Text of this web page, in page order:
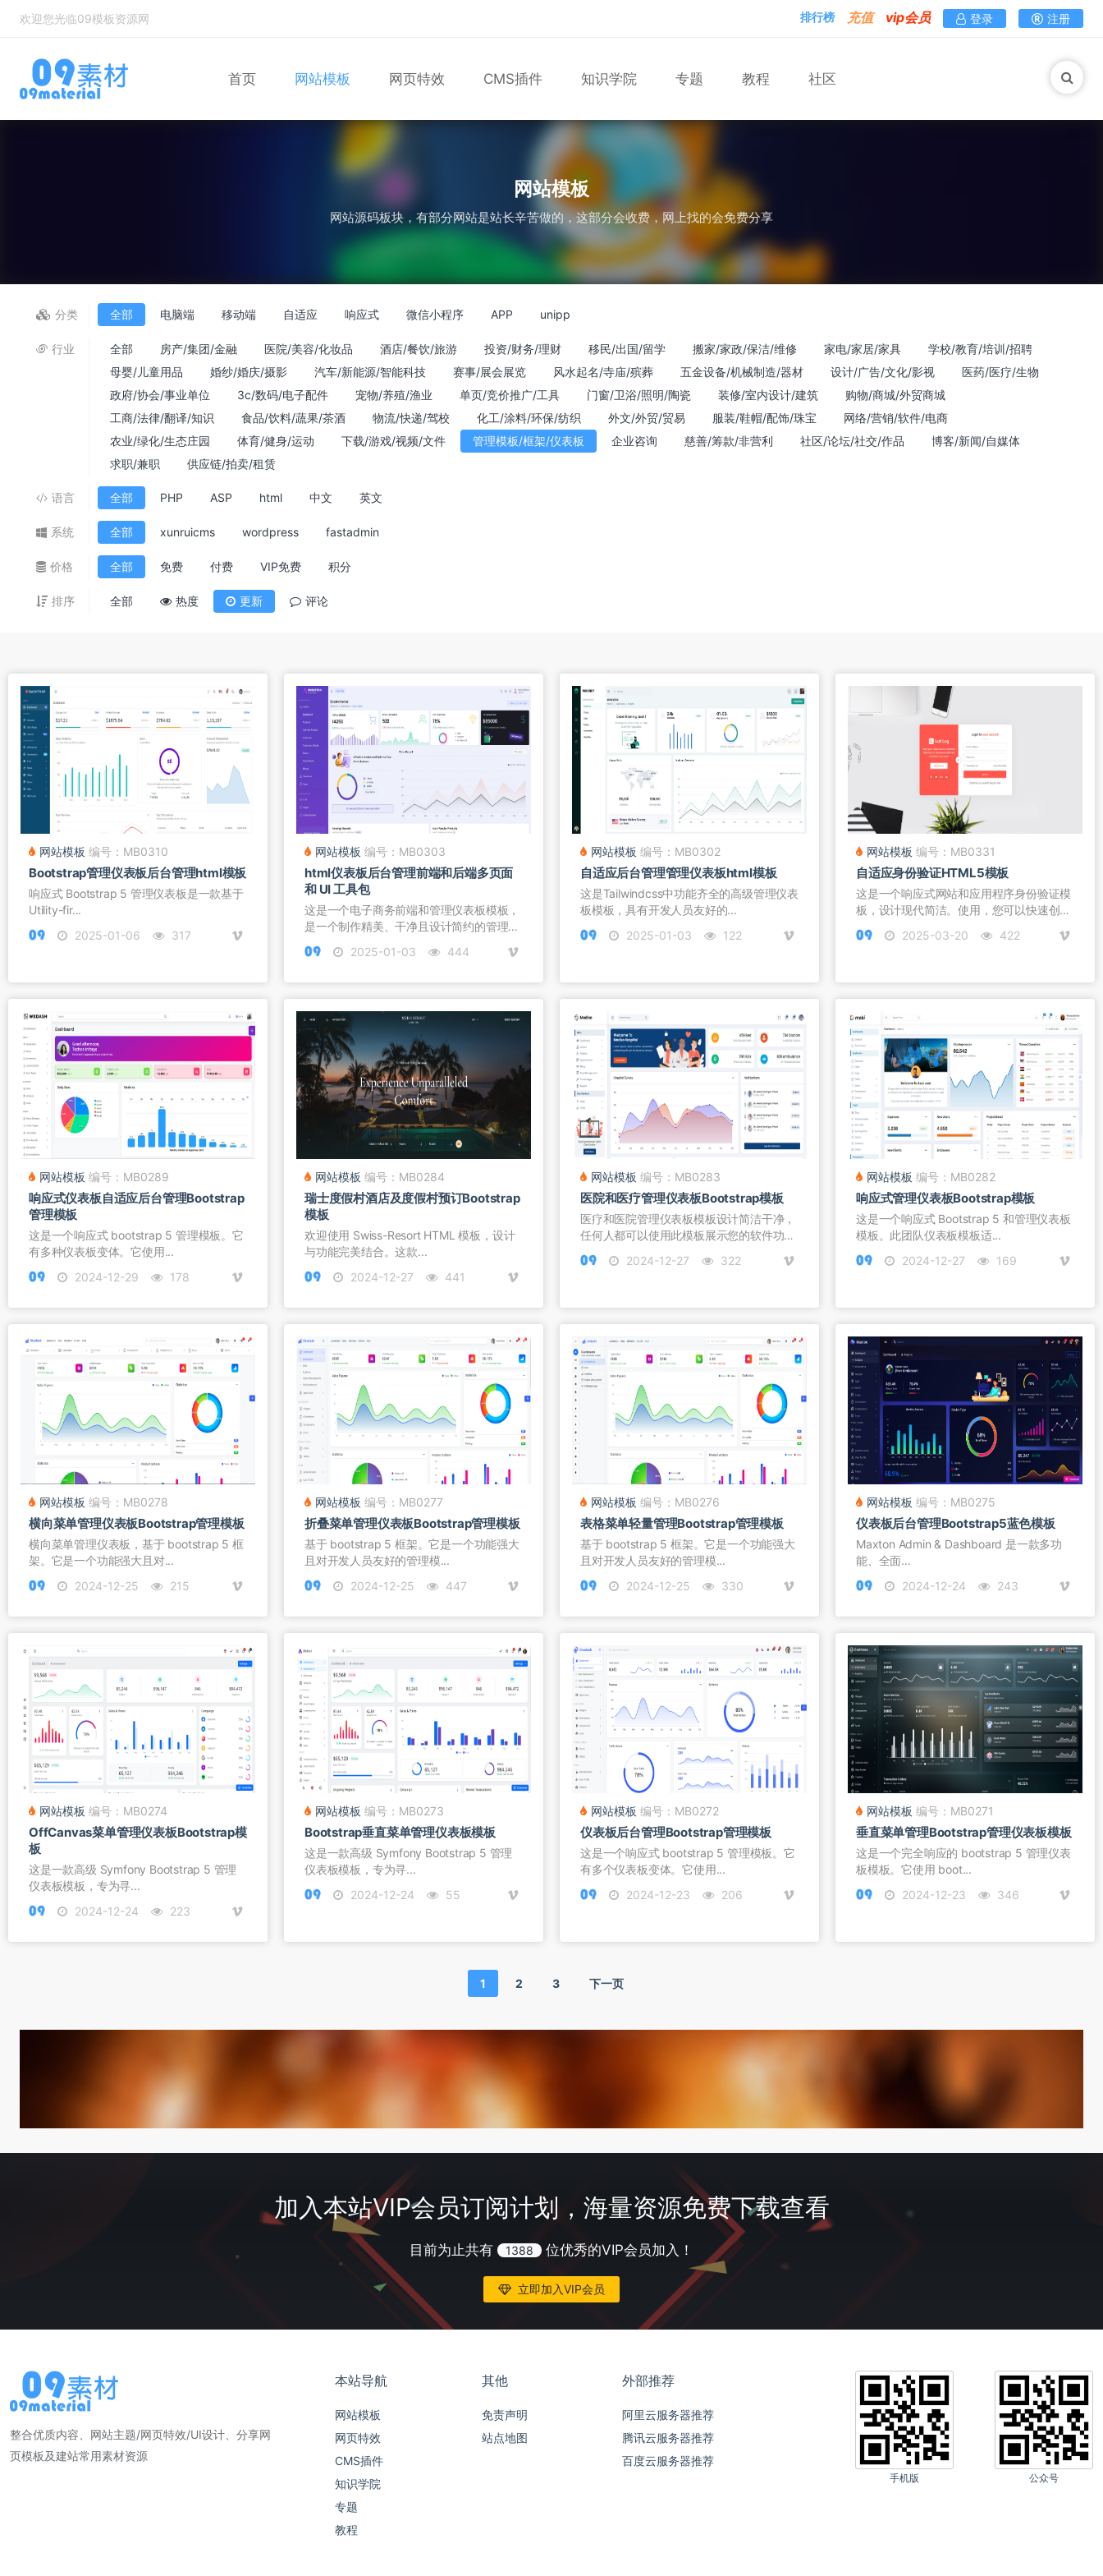
欢迎您光临09模板资源网 排行榜 充值 vip会员 登录 注册
首页 网站模板 网页特效 CMS插件 知识学院 专题 教程 社区
网站模板
网站源码板块，有部分网站是站长辛苦做的，这部分会收费，网上找的会免费分享
分类 全部 电脑端 移动端 自适应 响应式 微信小程序 APP unipp
行业 全部 房产/集团/金融 医院/美容/化妆品 酒店/餐饮/旅游 投资/财务/理财 移民/出国/留学 搬家/家政/保洁/维修 家电/家居/家具
学校/教育/培训/招聘
母婴/儿童用品
婚纱/婚庆/摄影 汽车/新能源/智能科技 赛事/展会展览 风水起名/寺庙/殡葬 五金设备/机械制造/器材 设计/广告/文化/影视
医药/医疗/生物
政府/协会/事业单位
3c/数码/电子配件 宠物/养殖/渔业 单页/竞价推广/工具 门窗/卫浴/照明/陶瓷 装修/室内设计/建筑
购物/商城/外贸商城
工商/法律/翻译/知识
食品/饮料/蔬果/茶酒 物流/快递/驾校 化工/涂料/环保/纺织 外文/外贸/贸易 服装/鞋帽/配饰/珠宝
网络/营销/软件/电商
农业/绿化/生态庄园
体育/健身/运动 下载/游戏/视频/文件 管理模板/框架/仪表板 企业咨询 慈善/筹款/非营利 社区/论坛/社交/作品
博客/新闻/自媒体
求职/兼职
供应链/拍卖/租赁
语言 全部 PHP ASP html 中文 英文
系统 全部 xunruicms wordpress fastadmin
价格 全部 免费 付费 VIP免费 积分
排序 全部 热度 更新 评论
网站模板 编号：MB0310
Bootstrap管理仪表板后台管理html模板
响应式 Bootstrap 5 管理仪表板是一款基于
Utility-fir...
2025-01-06
317
网站模板 编号：MB0303
html仪表板后台管理前端和后端多页面
和 UI 工具包
这是一个电子商务前端和管理仪表板模板，
是一个制作精美、干净且设计简约的管理
模...
2025-01-03 444
网站模板 编号：MB0302
自适应后台管理管理仪表板html模板
这是Tailwindcss中功能齐全的高级管理仪表
板模板，具有开发人员友好的...
2025-01-03
122
网站模板 编号：MB0331
自适应身份验证HTML5模板
这是一个响应式网站和应用程序身份验证模
板，设计现代简洁。使用，您可以快速创
建...
2025-03-20 422
网站模板 编号：MB0289
响应式仪表板自适应后台管理Bootstrap
管理模板
这是一个响应式 bootstrap 5 管理模板。它
有多种仪表板变体。它使用...
2024-12-29
178
网站模板 编号：MB0284
瑞士度假村酒店及度假村预订Bootstrap
模板
欢迎使用 Swiss-Resort HTML 模板，设计
与功能完美结合。这款...
2024-12-27
441
网站模板 编号：MB0283
医院和医疗管理仪表板Bootstrap模板
医疗和医院管理仪表板模板设计简洁干净，
任何人都可以使用此模板展示您的软件功
能...
2024-12-27 322
网站模板 编号：MB0282
响应式管理仪表板Bootstrap模板
这是一个响应式 Bootstrap 5 和管理仪表板
模板。此团队仪表板模板适...
2024-12-27
169
网站模板 编号：MB0278
横向菜单管理仪表板Bootstrap管理模板
横向菜单管理仪表板，基于 bootstrap 5 框
架。它是一个功能强大且对...
2024-12-25
215
网站模板 编号：MB0277
折叠菜单管理仪表板Bootstrap管理模板
基于 bootstrap 5 框架。它是一个功能强大
且对开发人员友好的管理模...
2024-12-25
447
网站模板 编号：MB0276
表格菜单轻量管理Bootstrap管理模板
基于 bootstrap 5 框架。它是一个功能强大
且对开发人员友好的管理模...
2024-12-25
330
网站模板 编号：MB0275
仪表板后台管理Bootstrap5蓝色模板
Maxton Admin & Dashboard 是一款多功
能、全面...
2024-12-24
243
网站模板 编号：MB0274
OffCanvas菜单管理仪表板Bootstrap模
板
这是一款高级 Symfony Bootstrap 5 管理
仪表板模板，专为寻...
2024-12-24
223
网站模板 编号：MB0273
Bootstrap垂直菜单管理仪表板模板
这是一款高级 Symfony Bootstrap 5 管理
仪表板模板，专为寻...
2024-12-24
55
网站模板 编号：MB0272
仪表板后台管理Bootstrap管理模板
这是一个响应式 bootstrap 5 管理模板。它
有多个仪表板变体。它使用...
2024-12-23
206
网站模板 编号：MB0271
垂直菜单管理Bootstrap管理仪表板模板
这是一个完全响应的 bootstrap 5 管理仪表
板模板。它使用 boot...
2024-12-23
346
1 2 3 下一页
加入本站VIP会员订阅计划，海量资源免费下载查看
目前为止共有 1388 位优秀的VIP会员加入！
立即加入VIP会员
整合优质内容、网站主题/网页特效/UI设计、分享网
页模板及建站常用素材资源
本站导航
网站模板
网页特效
CMS插件
知识学院
专题
教程
其他
免责声明
站点地图
外部推荐
阿里云服务器推荐
腾讯云服务器推荐
百度云服务器推荐
手机版 公众号